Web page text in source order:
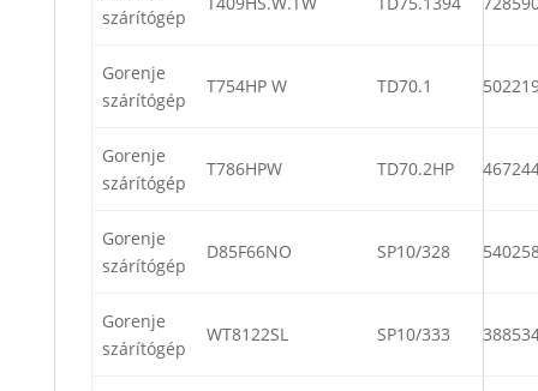
szárítógép
Gorenje
szárítógép
T754HP W TD70.1
Gorenje
szárítógép
T786HPW TD70.2HP
Gorenje
szárítógép
D85F66NO SP10/328
Gorenje
szárítógép
WT8122SL SP10/333